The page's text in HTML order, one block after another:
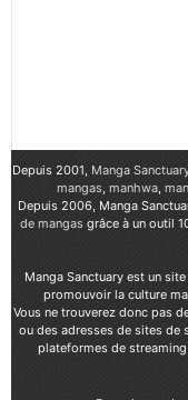
Depuis 2001, Manga
mangas, manhwa,
Depuis 2006, Manga
de mangasgrâce à un outil
Manga Sanctuary est un
promouvoir la culture
Vous ne trouverez donc pas
ou des adresses de sites de
plateformes de